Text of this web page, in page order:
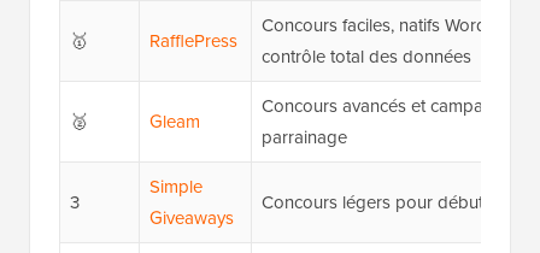
🥇 RafflePress
Concours faciles, natifs WordPress
contrôle total des données
🥈 Gleam
Concours avancés et campagnes
parrainage
3
Simple
Giveaways
Concours légers pour débutants